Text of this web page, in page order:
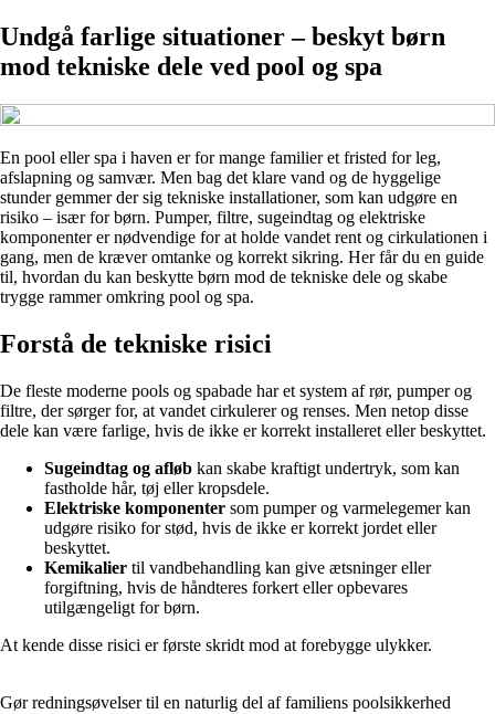
Undgå farlige situationer – beskyt børn
mod tekniske dele ved pool og spa
En pool eller spa i haven er for mange familier et fristed for leg,
afslapning og samvær. Men bag det klare vand og de hyggelige
stunder gemmer der sig tekniske installationer, som kan udgøre en
risiko – især for børn. Pumper, filtre, sugeindtag og elektriske
komponenter er nødvendige for at holde vandet rent og cirkulationen i
gang, men de kræver omtanke og korrekt sikring. Her får du en guide
til, hvordan du kan beskytte børn mod de tekniske dele og skabe
trygge rammer omkring pool og spa.
Forstå de tekniske risici
De fleste moderne pools og spabade har et system af rør, pumper og
filtre, der sørger for, at vandet cirkulerer og renses. Men netop disse
dele kan være farlige, hvis de ikke er korrekt installeret eller beskyttet.
Sugeindtag og afløb kan skabe kraftigt undertryk, som kan
fastholde hår, tøj eller kropsdele.
Elektriske komponenter som pumper og varmelegemer kan
udgøre risiko for stød, hvis de ikke er korrekt jordet eller
beskyttet.
Kemikalier til vandbehandling kan give ætsninger eller
forgiftning, hvis de håndteres forkert eller opbevares
utilgængeligt for børn.
At kende disse risici er første skridt mod at forebygge ulykker.
Gør redningsøvelser til en naturlig del af familiens poolsikkerhed